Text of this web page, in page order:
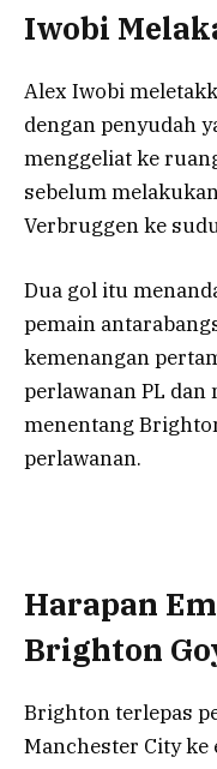
Iwobi
Alex Iwobi
dengan penyudah
menggeliat ke
sebelum
Verbruggen ke
Dua gol itu
pemain
kemenangan
perlawanan PL
menentang
perlawanan.
Harapan
Brighton
Brighton terlepas
Manchester City ke